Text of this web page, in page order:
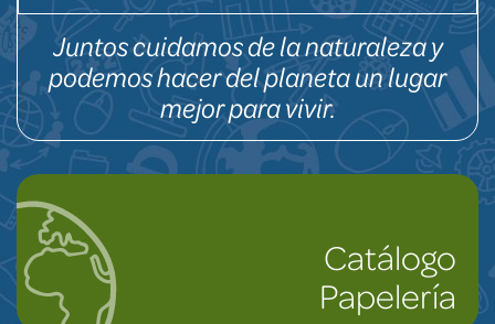
Juntos cuidamos de la naturaleza y
podemos hacer del planeta un lugar
mejor para vivir.
Catálogo
Papelería